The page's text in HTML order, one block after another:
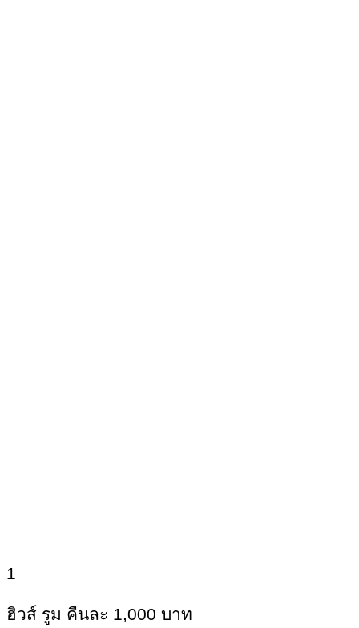
1
ฮิวส์ รูม คืนละ 1,000 บาท